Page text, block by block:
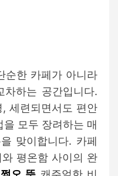
한 카페가 아니라
차하는 공간입니다.
세련되면서도 편안
모두 장려하는 매
맞이합니다. 카페
평온함 사이의 완